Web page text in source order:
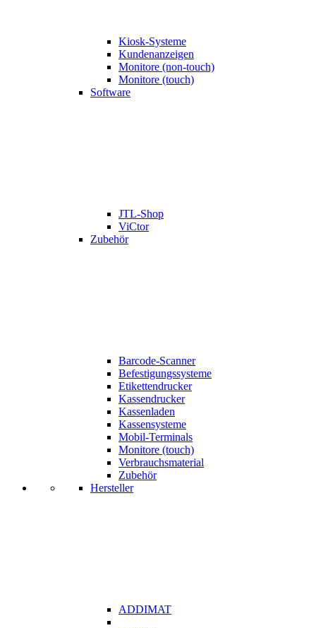
Kiosk-Systeme
Kundenanzeigen
Monitore (non-touch)
Monitore (touch)
Software
JTL-Shop
ViCtor
Zubehör
Barcode-Scanner
Befestigungssysteme
Etikettendrucker
Kassendrucker
Kassenladen
Kassensysteme
Mobil-Terminals
Monitore (touch)
Verbrauchsmaterial
Zubehör
Hersteller
ADDIMAT